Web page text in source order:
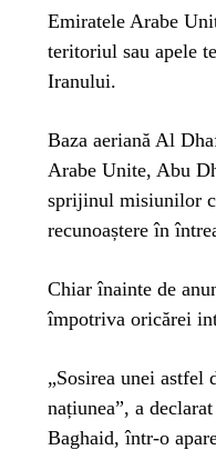
Emiratele Arabe
teritoriul sau apele
Iranului.
Baza aeriană Al
Arabe Unite, Abu
sprijinul misiunilor
recunoaștere în
Chiar înainte de
împotriva oricărei
„Sosirea unei astfel
națiunea”, a
Baghaid, într-o